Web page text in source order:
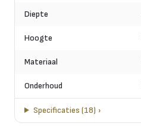
Diepte
Hoogte
Materiaal
Onderhoud
Specificaties (18) ›